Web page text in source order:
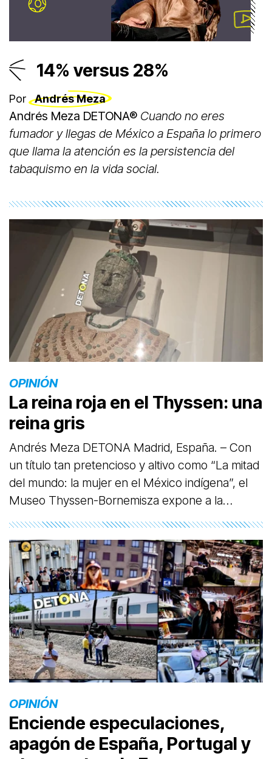
14% versus 28%
Por Andrés Meza
Andrés Meza DETONA® Cuando no eres
fumador y llegas de México a España lo primero
que llama la atención es la persistencia del
tabaquismo en la vida social.
OPINIÓN
La reina roja en el Thyssen: una
reina gris
Andrés Meza DETONA Madrid, España. – Con
un título tan pretencioso y altivo como “La mitad
del mundo: la mujer en el México indígena”, el
Museo Thyssen-Bornemisza expone a la
célebre “Reina Roja” de Palenque.
OPINIÓN
Enciende especulaciones,
apagón de España, Portugal y